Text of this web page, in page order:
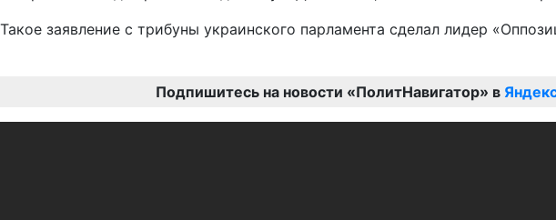
Такое заявление с трибуны украинского парламента сделал лидер
Подпишитесь на новости «ПолитНавигатор» в